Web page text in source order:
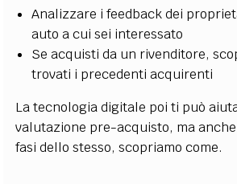
Analizzare i feedback dei
auto a cui sei interessato
Se acquisti da un rivenditore,
trovati i precedenti acquirenti
La tecnologia digitale poi ti può
valutazione pre-acquisto, ma
fasi dello stesso, scopriamo come.